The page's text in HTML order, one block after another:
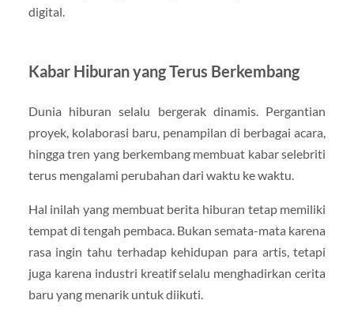
digital.
Kabar Hiburan yang Terus Berkembang
Dunia hiburan selalu bergerak dinamis. Pergantian
proyek, kolaborasi baru, penampilan di berbagai acara,
hingga tren yang berkembang membuat kabar selebriti
terus mengalami perubahan dari waktu ke waktu.
Hal inilah yang membuat berita hiburan tetap memiliki
tempat di tengah pembaca. Bukan semata-mata karena
rasa ingin tahu terhadap kehidupan para artis, tetapi
juga karena industri kreatif selalu menghadirkan cerita
baru yang menarik untuk diikuti.